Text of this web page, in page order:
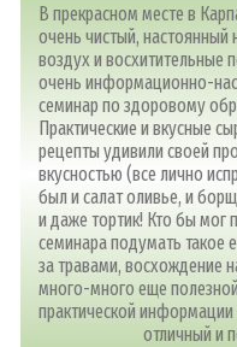
В прекрасном месте в
очень чистый, настоянный
воздух и восхитительные
очень информационно-
семинар по здоровому
Практические и вкусные
рецепты удивили своей
вкусностью (все лично
был и салат оливье, и
и даже тортик! Кто бы мог
семинара подумать такое
за травами, восхождение
много-много еще
практической
отличный и